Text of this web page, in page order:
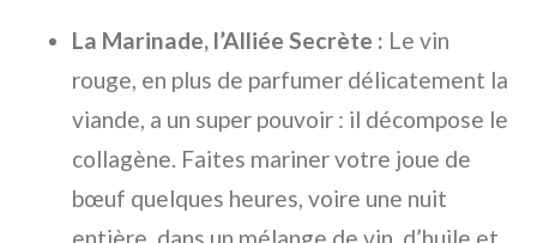
La Marinade, l’Alliée Secrète : Le vin
rouge, en plus de parfumer délicatement la
viande, a un super pouvoir : il décompose le
collagène. Faites mariner votre joue de
bœuf quelques heures, voire une nuit